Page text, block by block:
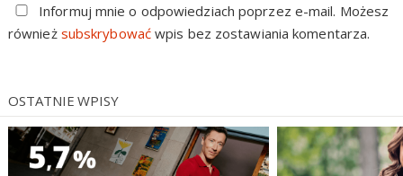
Informuj mnie o odpowiedziach poprzez e-mail. Możesz
również subskrybowaćwpis bez zostawiania komentarza.
OSTATNIE WPISY